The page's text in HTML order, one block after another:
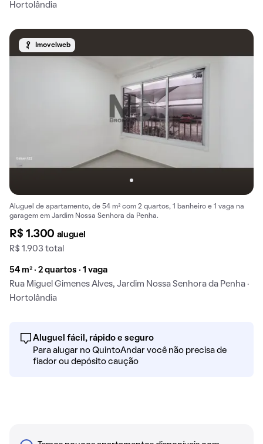
Hortolândia
Imovelweb
Aluguel de apartamento, de 54 m² com 2 quartos, 1 banheiro e 1 vaga na
garagem em Jardim Nossa Senhora da Penha.
R$ 1.300 aluguel
R$ 1.903 total
54 m² · 2 quartos · 1 vaga
Rua Miguel Gimenes Alves, Jardim Nossa Senhora da Penha ·
Hortolândia
Aluguel fácil, rápido e seguro
Para alugar no QuintoAndar você não precisa de
fiador ou depósito caução